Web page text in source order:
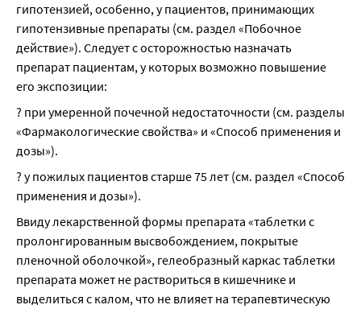
гипотензией, особенно, у пациентов, принимающих
гипотензивные препараты (см. раздел «Побочное
действие»). Следует с осторожностью назначать
препарат пациентам, у которых возможно повышение
его экспозиции:
? при умеренной почечной недостаточности (см. разделы
«Фармакологические свойства» и «Способ применения и
дозы»).
? у пожилых пациентов старше 75 лет (см. раздел «Способ
применения и дозы»).
Ввиду лекарственной формы препарата «таблетки с
пролонгированным высвобождением, покрытые
пленочной оболочкой», гелеобразный каркас таблетки
препарата может не раствориться в кишечнике и
выделиться с калом, что не влияет на терапевтическую